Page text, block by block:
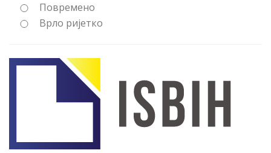
Повремено
Врло ријетко